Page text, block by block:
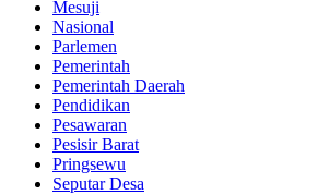
Mesuji
Nasional
Parlemen
Pemerintah
Pemerintah Daerah
Pendidikan
Pesawaran
Pesisir Barat
Pringsewu
Seputar Desa